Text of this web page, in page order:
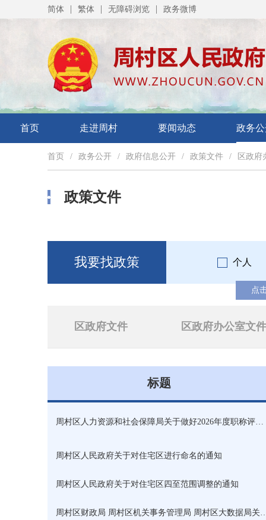
简体 | 繁体 | 无障碍浏览 | 政务微博
首页 走进周村 要闻动态 政务
首页 / 政务公开 / 政府信息公开 / 政策文件 / 区政府
政策文件
我要找政策 个人
点
区政府文件 区政府办公室文件
标题
周村区人力资源和社会保障局关于做好2026年度职称评审工作的通知
周村区人民政府关于对住宅区进行命名的通知
周村区人民政府关于对住宅区四至范围调整的通知
周村区财政局 周村区机关事务管理局 周村区大数据